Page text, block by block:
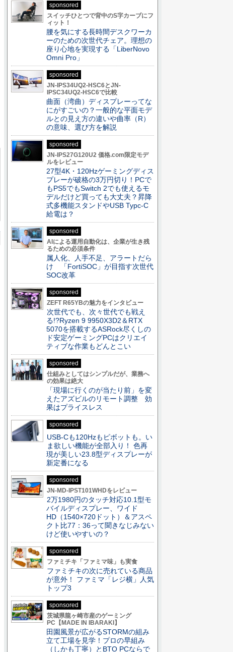
sponsored
スイッチひとつで背中のS字カーブにフ
ィット！
腰を気にする長時間デスクワーカ
ーのための次世代チェア。理想の
座り心地を実現する「LiberNovo
Omni Pro」
sponsored
JN-IPS34UQ2-HSC6とJN-
IPSC34UQ2-HSC6で比較
曲面（湾曲）ディスプレーってな
にがすごいの？一般的な平面モデ
ルとの見え方の違いや曲率（R）
の意味、選び方を解説
sponsored
JN-IPS27G120U2 価格.com限定モデ
ルをレビュー
27型4K・120Hzゲーミングディス
プレーが破格の3万円切り！PCで
もPS5でもSwitch 2でも使えるモ
デルだけど買っても大丈夫？昇降
式多機能スタンドやUSB Typc-C
給電は？
sponsored
AIによる運用自動化は、企業が生き残
るための必須条件
属人化、人手不足、アラートだら
け 「FortiSOC」が目指す次世代
SOC改革
sponsored
ZEFT R65YBの魅力をインタビュー
次世代でも、次々世代でも戦え
る!?Ryzen 9 9950X3D2＆RTX
5070を搭載するASRock尽くしの
ド安定ゲーミングPCはクリエイ
ティブな作業もどんとこい
sponsored
仕組みとしてはシンプルだが、業務へ
の効果は絶大
「現場に行くのが当たり前」を変
えたアズビルのリモート調整 効
果はプライスレス
sponsored
USB-Cも120Hzもピボットも。い
ま欲しい機能が全部入り！ 色再
現が美しい23.8型ディスプレーが
新定番になる
sponsored
JN-MD-IPST101WHDをレビュー
2万1980円のタッチ対応10.1型モ
バイルディスプレー、ワイド
HD（1540×720ドット）＆アスペ
クト比77：36って聞きなじみない
けど使いやすいの？
sponsored
ファミチキ「ファミマ味」も実食
ファミチキの次に売れている商品
が意外！ ファミマ「レジ横」人気
トップ3
sponsored
茨城県龍ヶ崎市産のゲーミング
PC【MADE IN IBARAKI】
田園風景が広がるSTORMの組み
立て工場を見学！プロの早組み
（しかも丁寧）とBTO PCならで